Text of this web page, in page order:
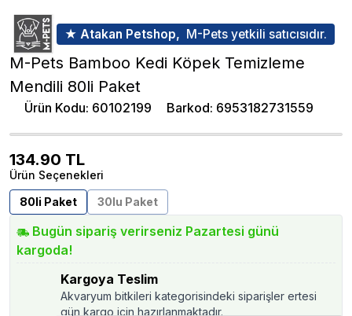
★ Atakan Petshop, M-Pets yetkili satıcısıdır.
M-Pets Bamboo Kedi Köpek Temizleme
Mendili 80li Paket
Ürün Kodu: 60102199 Barkod: 6953182731559
134.90 TL
Ürün Seçenekleri
80li Paket
30lu Paket
Bugün sipariş verirseniz Pazartesi günü
kargoda!
Kargoya Teslim
Akvaryum bitkileri kategorisindeki siparişler ertesi
gün kargo için hazırlanmaktadır.